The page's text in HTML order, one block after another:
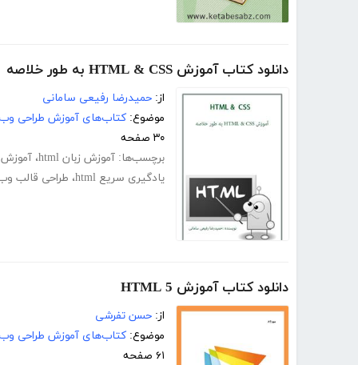
دانلود کتاب آموزش HTML & CSS به طور خلاصه
از: حمیدرضا رفیعی سامانی
موضوع: کتاب‌های آموزش طراحی
۳۰ صفحه
برچسب‌ها: آموزش زبان html ،
یادگیری سریع html
، طراحی قالب
دانلود کتاب آموزش HTML 5
از: حسن تفرشی
موضوع: کتاب‌های آموزش طراحی
۶۱ صفحه